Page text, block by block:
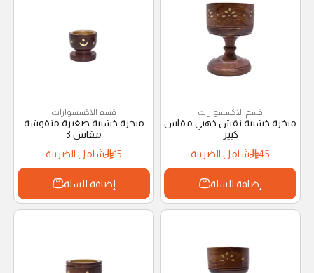
قسم الاكسسوارات
مبخرة خشبية نقش ذهبي مقاس
كبير
45
شامل الضريبة
إضافة للسلة
قسم الاكسسوارات
مبخرة خشبية صغيرة منقوشة
مقاس 3
15
شامل الضريبة
إضافة للسلة